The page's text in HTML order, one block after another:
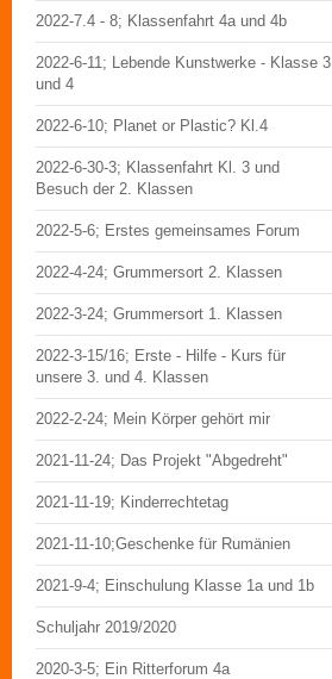
2022-7.4 - 8; Klassenfahrt 4a und 4b
2022-6-11; Lebende Kunstwerke - Klasse 3
und 4
2022-6-10; Planet or Plastic? Kl.4
2022-6-30-3; Klassenfahrt Kl. 3 und
Besuch der 2. Klassen
2022-5-6; Erstes gemeinsames Forum
2022-4-24; Grummersort 2. Klassen
2022-3-24; Grummersort 1. Klassen
2022-3-15/16; Erste - Hilfe - Kurs für
unsere 3. und 4. Klassen
2022-2-24; Mein Körper gehört mir
2021-11-24; Das Projekt "Abgedreht"
2021-11-19; Kinderrechtetag
2021-11-10;Geschenke für Rumänien
2021-9-4; Einschulung Klasse 1a und 1b
Schuljahr 2019/2020
2020-3-5; Ein Ritterforum 4a